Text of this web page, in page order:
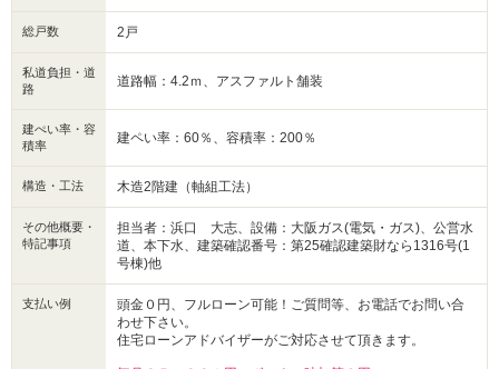
総戸数 2戸
私道負担・道
路
道路幅：4.2ｍ、アスファルト舗装
建ぺい率・容
積率
建ペい率：60％、容積率：200％
構造・工法 木造2階建（軸組工法）
その他概要・
特記事項
担当者：浜口 大志、設備：大阪ガス(電気・ガス)、公営水
道、本下水、建築確認番号：第25確認建築財なら1316号(1
号棟)他
支払い例
頭金０円、フルローン可能！ご質問等、お電話でお問い合
わせ下さい。
住宅ローンアドバイザーがご対応させて頂きます。